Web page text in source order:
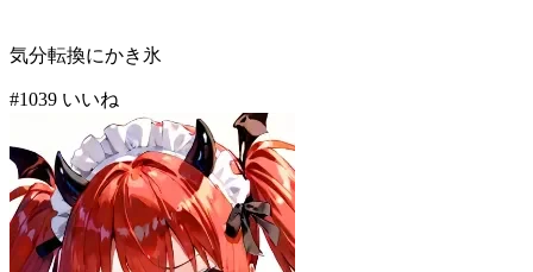
気分転換にかき氷
#1039 いいね